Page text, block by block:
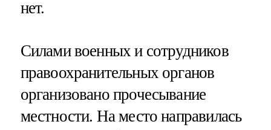
нет.
Силами военных и сотрудников
правоохранительных органов
организовано прочесывание
местности. На место направилась